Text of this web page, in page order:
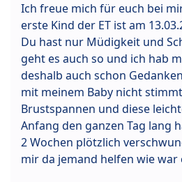
Ich freue mich für euch bei
erste Kind der ET ist am
Du hast nur Müdigkeit und
geht es auch so und ich hab
deshalb auch schon
mit meinem Baby nicht
Brustspannen und diese
Anfang den ganzen Tag lang
2 Wochen plötzlich
mir da jemand helfen wie war